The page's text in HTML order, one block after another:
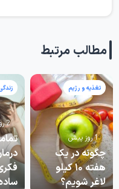
مطالب مرتبط
تغذیه و رژیم
چگونه در یک
هفته ۱۰ کیلو
لاغر شویم؟
1 روز پیش
2 روز پیش